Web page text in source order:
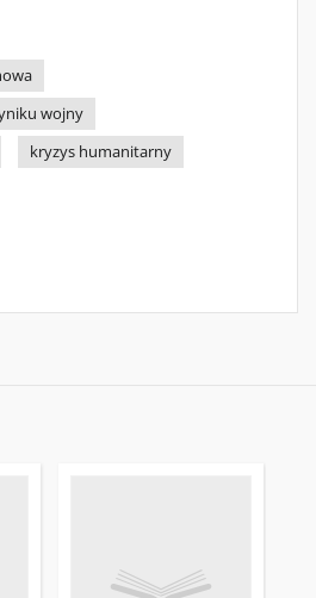
wojny
kryzys humanitarny